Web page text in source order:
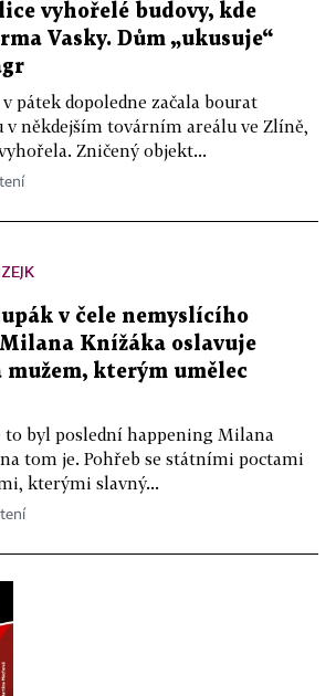
vyhořelé budovy, kde
Vasky. Dům „ukusuje“
pátek dopoledne začala bourat
v někdejším továrním areálu ve Zlíně,
Zničený objekt...
v čele nemyslícího
Knížáka oslavuje
mužem, kterým umělec
byl poslední happening Milana
tom je. Pohřeb se státními poctami
kterými slavný...